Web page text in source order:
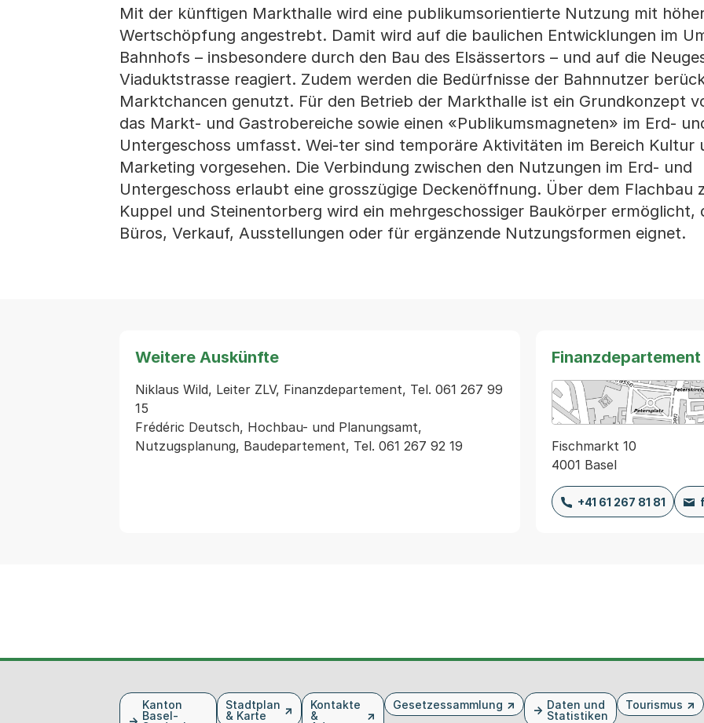
Mit der künftigen Markthalle wird eine publikumsorientierte Nutzung mit
Wertschöpfung angestrebt. Damit wird auf die baulichen Entwicklungen im
Bahnhofs – insbesondere durch den Bau des Elsässertors – und auf die
Viaduktstrasse reagiert. Zudem werden die Bedürfnisse der Bahnnutzer
Marktchancen genutzt. Für den Betrieb der Markthalle ist ein Grundkonzept
das Markt- und Gastrobereiche sowie einen «Publikumsmagneten» im Erd-
Untergeschoss umfasst. Wei-ter sind temporäre Aktivitäten im Bereich Kultur
Marketing vorgesehen. Die Verbindung zwischen den Nutzungen im Erd- und
Untergeschoss erlaubt eine grosszügige Deckenöffnung. Über dem Flachbau
Kuppel und Steinentorberg wird ein mehrgeschossiger Baukörper ermöglicht,
Büros, Verkauf, Ausstellungen oder für ergänzende Nutzungsformen eignet.
Weitere Auskünfte
Niklaus Wild, Leiter ZLV, Finanzdepartement, Tel. 061 267 99
15
Frédéric Deutsch, Hochbau- und Planungsamt,
Nutzugsplanung, Baudepartement, Tel. 061 267 92 19
Finanzdepartement
Fischmarkt 10
4001 Basel
+41 61 267 81 81
Kanton
Basel-
Stadtplan
& Karte
Kontakte
&
Gesetzessammlung
Daten und
Statistiken
Tourismus